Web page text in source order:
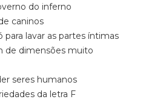
do inferno
caninos
para lavar as partes íntimas
de dimensões muito
seres humanos
da letra F